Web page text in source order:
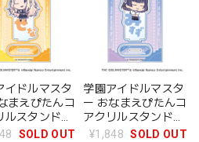
イドルマスタ
まえぴたんコ
ルスタンド
王星南SOLD OUT
学園アイドルマスタ
ー おなまえぴたんコ
アクリルスタンド
K：秦谷美鈴
¥1,848 SOLD OUT